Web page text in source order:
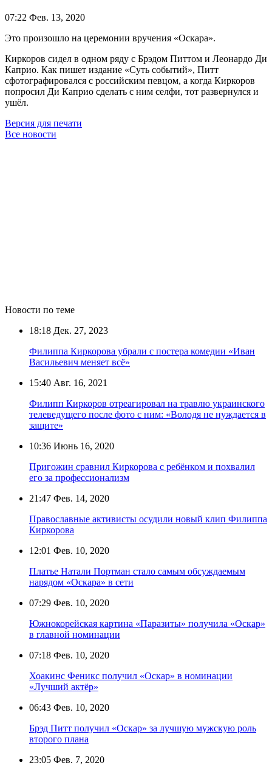
07:22 Фев. 13, 2020
Это произошло на церемонии вручения «Оскара».
Киркоров сидел в одном ряду с Брэдом Питтом и Леонардо Ди
Каприо. Как пишет издание «Суть событий», Питт
сфотографировался с российским певцом, а когда Киркоров
попросил Ди Каприо сделать с ним селфи, тот развернулся и
ушёл.
Версия для печати
Все новости
Новости по теме
18:18 Дек. 27, 2023
Филиппа Киркорова убрали с постера комедии «Иван
Васильевич меняет всё»
15:40 Авг. 16, 2021
Филипп Киркоров отреагировал на травлю украинского
телеведущего после фото с ним: «Володя не нуждается в
защите»
10:36 Июнь 16, 2020
Пригожин сравнил Киркорова с ребёнком и похвалил
его за профессионализм
21:47 Фев. 14, 2020
Православные активисты осудили новый клип Филиппа
Киркорова
12:01 Фев. 10, 2020
Платье Натали Портман стало самым обсуждаемым
нарядом «Оскара» в сети
07:29 Фев. 10, 2020
Южнокорейская картина «Паразиты» получила «Оскар»
в главной номинации
07:18 Фев. 10, 2020
Хоакинс Феникс получил «Оскар» в номинации
«Лучший актёр»
06:43 Фев. 10, 2020
Брэд Питт получил «Оскар» за лучшую мужскую роль
второго плана
23:05 Фев. 7, 2020